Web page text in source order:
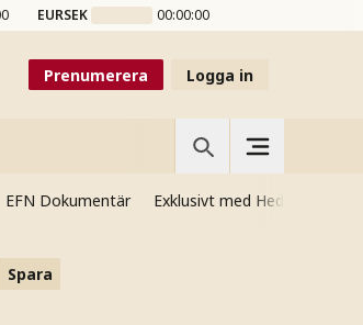
EURSEK 00:00:00
Prenumerera Logga in
EFN Dokumentär Exklusivt med Hedenmo
Spara